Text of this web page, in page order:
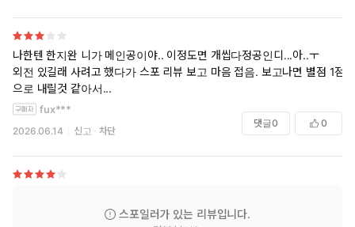
나한텐 한지완 니가 메인공이야.. 이정도면 개씹다정공인디...아..ㅜ
외전 있길래 사려고 했다가 스포 리뷰 보고 마음 접음. 보고나면 별점 1점
으로 내릴것 같아서...
fux***
2026.06.14 신고 차단
댓글0 0
스포일러가 있는 리뷰입니다.